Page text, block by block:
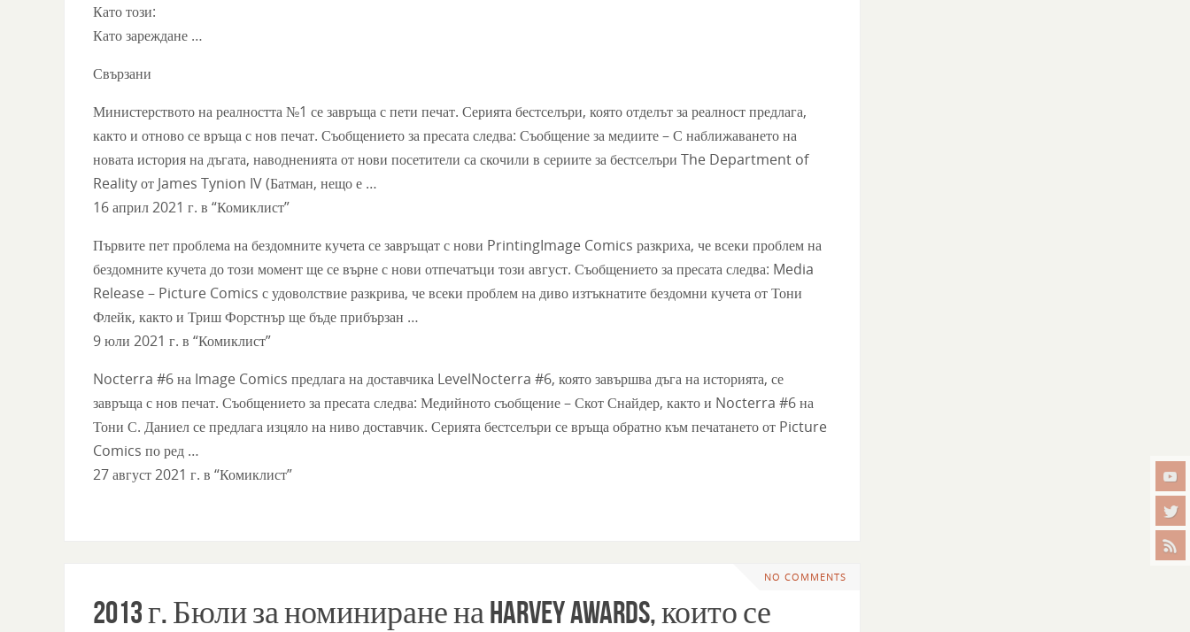
Като този:
Като зареждане …
Свързани
Министерството на реалността №1 се завръща с пети печат. Серията бестселъри, която отделът за реалност предлага,
както и отново се връща с нов печат. Съобщението за пресата следва: Съобщение за медиите – С наближаването на
новата история на дъгата, наводненията от нови посетители са скочили в сериите за бестселъри The Department of
Reality от James Tynion IV (Батман, нещо е …
16 април 2021 г. в “Комиклист”
Първите пет проблема на бездомните кучета се завръщат с нови PrintingImage Comics разкриха, че всеки проблем на
бездомните кучета до този момент ще се върне с нови отпечатъци този август. Съобщението за пресата следва: Media
Release – Picture Comics с удоволствие разкрива, че всеки проблем на диво изтъкнатите бездомни кучета от Тони
Флейк, както и Триш Форстнър ще бъде прибързан …
9 юли 2021 г. в “Комиклист”
Nocterra #6 на Image Comics предлага на доставчика LevelNocterra #6, която завършва дъга на историята, се
завръща с нов печат. Съобщението за пресата следва: Медийното съобщение – Скот Снайдер, както и Nocterra #6 на
Тони С. Даниел се предлага изцяло на ниво доставчик. Серията бестселъри се връща обратно към печатането от Picture
Comics по ред …
27 август 2021 г. в “Комиклист”
NO COMMENTS
2013 г. Бюли за номиниране на Harvey Awards, които се